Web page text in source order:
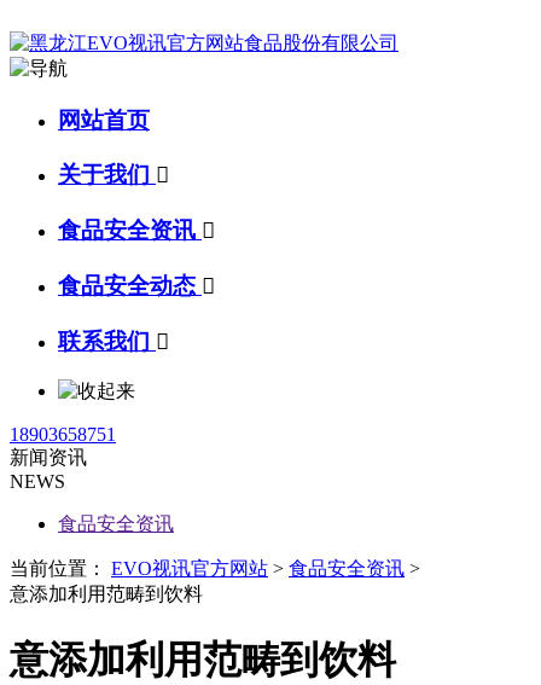
网站首页
关于我们 
食品安全资讯 
食品安全动态 
联系我们 
18903658751
新闻资讯
NEWS
食品安全资讯
当前位置： EVO视讯官方网站 > 食品安全资讯 >
意添加利用范畴到饮料
意添加利用范畴到饮料